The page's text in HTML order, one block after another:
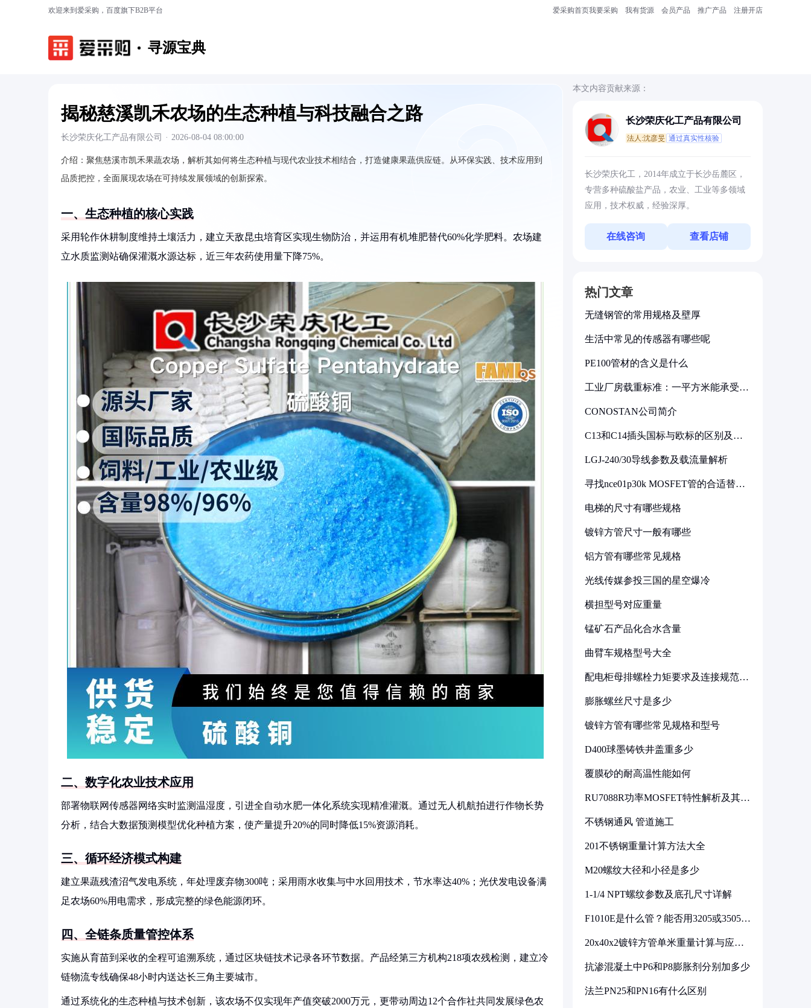
欢迎来到爱采购，百度旗下B2B平台 爱采购首页我要采购 我有货源 会员产品 推广产品 注册开店
寻源宝典
揭秘慈溪凯禾农场的生态种植与科技融合之路
长沙荣庆化工产品有限公司 · 2026-08-04 08:00:00
介绍： 聚焦慈溪市凯禾果蔬农场，解析其如何将生态种植与现代农业技术相结合，打造健康果蔬供应链。从环保实践、技术应用到
品质把控，全面展现农场在可持续发展领域的创新探索。
一、生态种植的核心实践
采用轮作休耕制度维持土壤活力，建立天敌昆虫培育区实现生物防治，并运用有机堆肥替代60%化学肥料。农场建
立水质监测站确保灌溉水源达标，近三年农药使用量下降75%。
二、数字化农业技术应用
部署物联网传感器网络实时监测温湿度，引进全自动水肥一体化系统实现精准灌溉。通过无人机航拍进行作物长势
分析，结合大数据预测模型优化种植方案，使产量提升20%的同时降低15%资源消耗。
三、循环经济模式构建
建立果蔬残渣沼气发电系统，年处理废弃物300吨；采用雨水收集与中水回用技术，节水率达40%；光伏发电设备满
足农场60%用电需求，形成完整的绿色能源闭环。
四、全链条质量管控体系
实施从育苗到采收的全程可追溯系统，通过区块链技术记录各环节数据。产品经第三方机构218项农残检测，建立冷
链物流专线确保48小时内送达长三角主要城市。
通过系统化的生态种植与技术创新，该农场不仅实现年产值突破2000万元，更带动周边12个合作社共同发展绿色农
本文内容贡献来源：
长沙荣庆化工产品有限公司
法人:沈彦旻 通过真实性核验
长沙荣庆化工，2014年成立于长沙岳麓区，
专营多种硫酸盐产品，农业、工业等多领域
应用，技术权威，经验深厚。
在线咨询 查看店铺
热门文章
无缝钢管的常用规格及壁厚
生活中常见的传感器有哪些呢
PE100管材的含义是什么
工业厂房载重标准：一平方米能承受多
CONOSTAN公司简介
C13和C14插头国标与欧标的区别及其
LGJ-240/30导线参数及载流量解析
寻找nce01p30k MOSFET管的合适替代
电梯的尺寸有哪些规格
镀锌方管尺寸一般有哪些
铝方管有哪些常见规格
光线传媒参投三国的星空爆冷
横担型号对应重量
锰矿石产品化合水含量
曲臂车规格型号大全
配电柜母排螺栓力矩要求及连接规范详
膨胀螺丝尺寸是多少
镀锌方管有哪些常见规格和型号
D400球墨铸铁井盖重多少
覆膜砂的耐高温性能如何
RU7088R功率MOSFET特性解析及其在
不锈钢通风 管道施工
201不锈钢重量计算方法大全
M20螺纹大径和小径是多少
1-1/4 NPT螺纹参数及底孔尺寸详解
F1010E是什么管？能否用3205或3505代
20x40x2镀锌方管单米重量计算与应用
抗渗混凝土中P6和P8膨胀剂分别加多少
法兰PN25和PN16有什么区别